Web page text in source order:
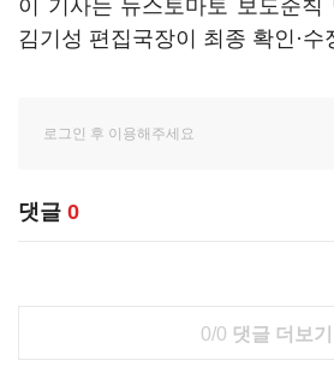
이 기사는 뉴스토마토 보도준칙
김기성 편집국장이 최종 확인·수
댓글 0
0/0 댓글 더보기